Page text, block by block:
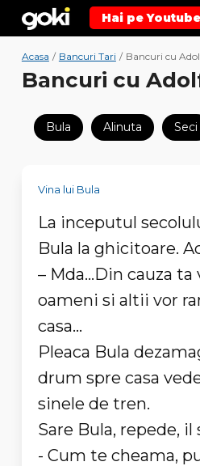
Hai pe
Acasa / Bancuri Tari / Bancuri cu
Bancuri cu
Bula Alinuta Seci
Vina lui Bula
La inceputul
Bula la ghicitoare.
– Mda...Din cauza
oameni si altii vor
casa…
Pleaca Bula
drum spre casa
sinele de tren.
Sare Bula, repede, il
- Cum te cheama,